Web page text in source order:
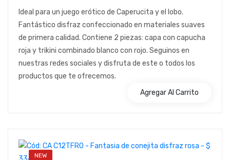
Ideal para un juego erótico de Caperucita y el lobo.
Fantástico disfraz confeccionado en materiales suaves
de primera calidad. Contiene 2 piezas: capa con capucha
roja y trikini combinado blanco con rojo. Seguinos en
nuestras redes sociales y disfruta de este o todos los
productos que te ofrecemos.
Agregar Al Carrito
NEW